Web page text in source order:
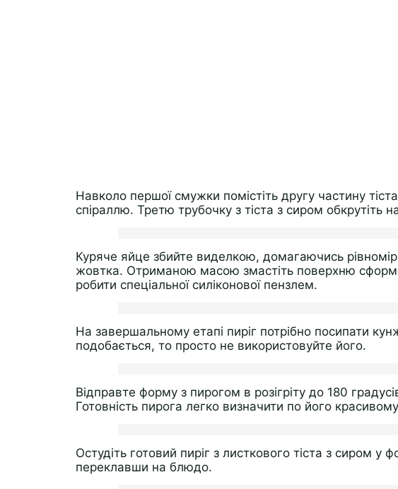
Навколо першої смужки помістіть другу частину
спіраллю. Третю трубочку з тіста з сиром обкрутіть
Куряче яйце збийте виделкою, домагаючись
жовтка. Отриманою масою змастіть поверхню
робити спеціальної силіконової пензлем.
На завершальному етапі пиріг потрібно посипати
подобається, то просто не використовуйте його.
Відправте форму з пирогом в розігріту до 180
Готовність пирога легко визначити по його
Остудіть готовий пиріг з листкового тіста з сиром у
переклавши на блюдо.